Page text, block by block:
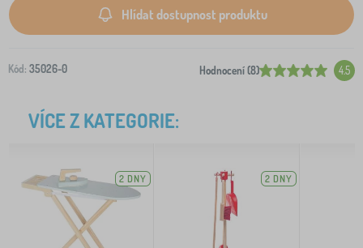
Hlídat dostupnost produktu
Kód: 35026-0 Hodnocení (8) 4.5
VÍCE Z KATEGORIE:
2 DNY 2 DNY